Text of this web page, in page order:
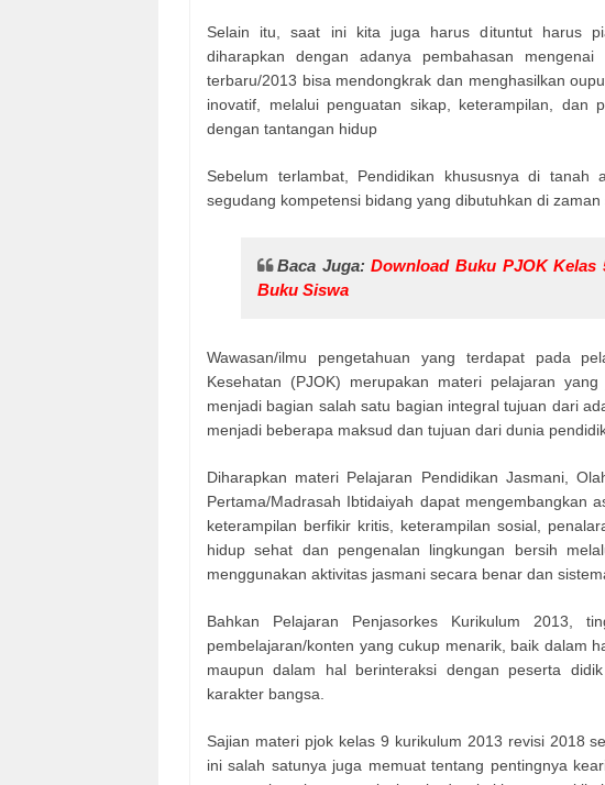
Selain itu, saat ini kita juga harus dituntut harus
diharapkan dengan adanya pembahasan
terbaru/2013 bisa mendongkrak dan menghasilkan
inovatif, melalui penguatan sikap, keterampilan, dan
dengan tantangan hidup
Sebelum terlambat, Pendidikan khususnya di
segudang kompetensi bidang yang dibutuhkan di
Baca Juga:Download Buku PJOK Kelas
Buku Siswa
Wawasan/ilmu pengetahuan yang terdapat pada
Kesehatan (PJOK) merupakan materi pelajaran
menjadi bagian salah satu bagian integral tujuan dari
menjadi beberapa maksud dan tujuan dari dunia
Diharapkan materi Pelajaran Pendidikan Jasmani,
Pertama/Madrasah Ibtidaiyah dapat mengembangkan
keterampilan berfikir kritis, keterampilan sosial,
hidup sehat dan pengenalan lingkungan bersih
menggunakan aktivitas jasmani secara benar dan
Bahkan Pelajaran Penjasorkes Kurikulum 2013,
pembelajaran/konten yang cukup menarik, baik dalam
maupun dalam hal berinteraksi dengan peserta
karakter bangsa.
Sajian materi pjok kelas 9 kurikulum 2013 revisi 2018
ini salah satunya juga memuat tentang pentingnya